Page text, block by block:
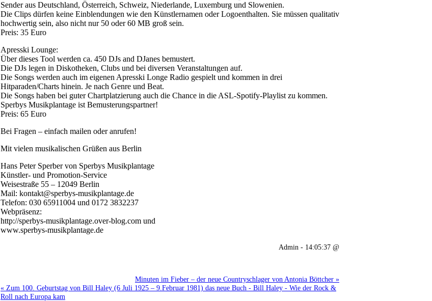
Sender aus Deutschland, Österreich, Schweiz, Niederlande, Luxemburg und Slowenien.
Die Clips dürfen keine Einblendungen wie den Künstlernamen oder Logoenthalten. Sie müssen qualitativ
hochwertig sein, also nicht nur 50 oder 60 MB groß sein.
Preis: 35 Euro
Apresski Lounge:
Über dieses Tool werden ca. 450 DJs and DJanes bemustert.
Die DJs legen in Diskotheken, Clubs und bei diversen Veranstaltungen auf.
Die Songs werden auch im eigenen Apresski Longe Radio gespielt und kommen in drei
Hitparaden/Charts hinein. Je nach Genre und Beat.
Die Songs haben bei guter Chartplatzierung auch die Chance in die ASL-Spotify-Playlist zu kommen.
Sperbys Musikplantage ist Bemusterungspartner!
Preis: 65 Euro
Bei Fragen – einfach mailen oder anrufen!
Mit vielen musikalischen Grüßen aus Berlin
Hans Peter Sperber von Sperbys Musikplantage
Künstler- und Promotion-Service
Weisestraße 55 – 12049 Berlin
Mail: kontakt@sperbys-musikplantage.de
Telefon: 030 65911004 und 0172 3832237
Webpräsenz:
http://sperbys-musikplantage.over-blog.com und
www.sperbys-musikplantage.de
Admin - 14:05:37 @
Minuten im Fieber – der neue Countryschlager von Antonia Böttcher »
« Zum 100. Geburtstag von Bill Haley (6 Juli 1925 – 9.Februar 1981) das neue Buch - Bill Haley - Wie der Rock &
Roll nach Europa kam